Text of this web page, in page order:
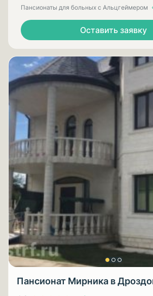
Пансионаты для больных с Альцгеймером
Оставить заявку
Пансионат Мирника в